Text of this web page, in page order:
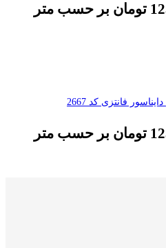
تومان بر حسب متر
فانتزی کد 2667
تومان بر حسب متر